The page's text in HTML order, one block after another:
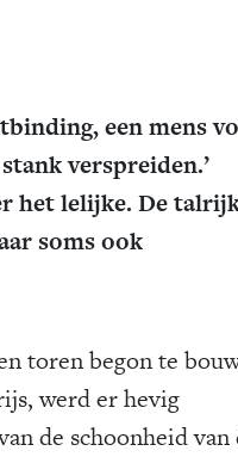
een mens
verspreiden.’
het lelijke. De
soms ook
toren begon te
werd er hevig
de schoonheid van